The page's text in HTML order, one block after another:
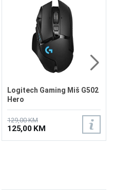
Logitech Gaming Miš G502
Hero
129,00 KM
125,00 KM